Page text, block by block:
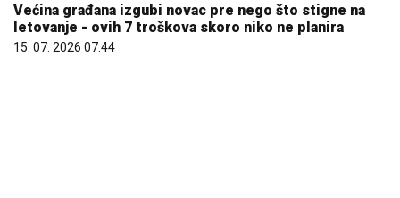
Većina građana izgubi novac pre nego što stigne na
letovanje - ovih 7 troškova skoro niko ne planira
15. 07. 2026 07:44